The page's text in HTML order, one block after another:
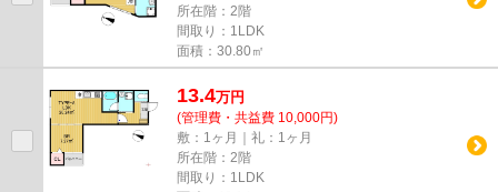
所在階：2階
間取り：1LDK
面積：30.80㎡
13.4万円
(管理費・共益費 10,000円)
敷：1ヶ月｜礼：1ヶ月
所在階：2階
間取り：1LDK